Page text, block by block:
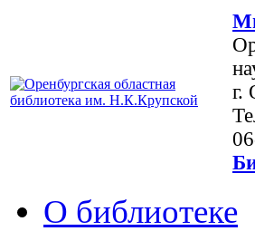
г.
О библиотеке